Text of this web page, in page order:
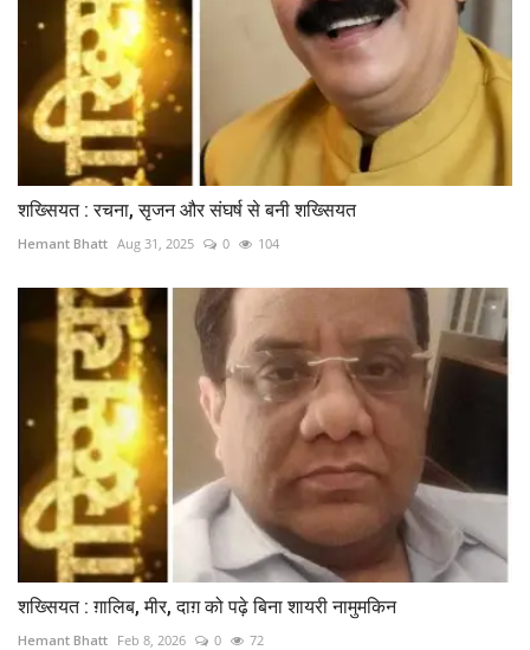
शख्सियत : रचना, सृजन और संघर्ष से बनी शख्सियत
Hemant Bhatt Aug 31, 2025 0 104
शख्सियत : ग़ालिब, मीर, दाग़ को पढ़े बिना शायरी नामुमकिन
Hemant Bhatt Feb 8, 2026 0 72